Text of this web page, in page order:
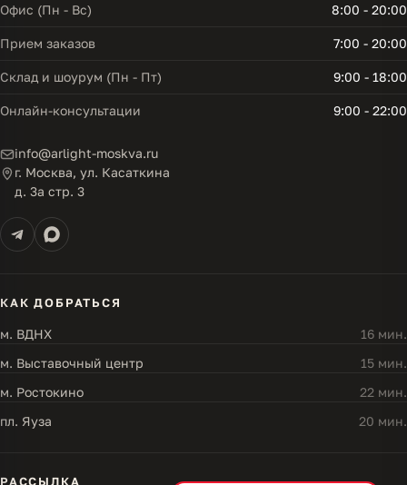
Офис (Пн - Вс) 8:00 - 20:00
Прием заказов 7:00 - 20:00
Склад и шоурум (Пн - Пт) 9:00 - 18:00
Онлайн-консультации 9:00 - 22:00
info@arlight-moskva.ru
г. Москва, ул. Касаткина
д. 3а стр. 3
КАК ДОБРАТЬСЯ
м. ВДНХ
16 мин.
м. Выставочный центр
15 мин.
м. Ростокино
22 мин.
пл. Яуза
20 мин.
РАССЫЛКА